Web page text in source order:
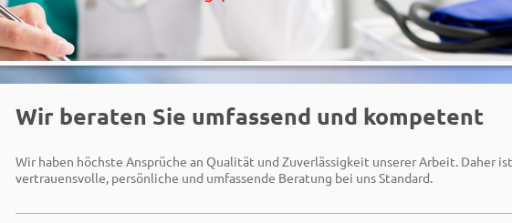
Wir beraten Sie umfassend und kompetent
Wir haben höchste Ansprüche an Qualität und Zuverlässigkeit unserer Arbeit. Daher
vertrauensvolle, persönliche und umfassende Beratung bei uns Standard.